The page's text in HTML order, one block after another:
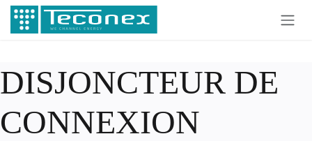
Se rendre au contenu
DISJONCTEUR DE
CONNEXION